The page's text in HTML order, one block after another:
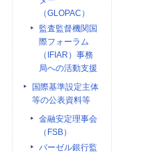
（GLOPAC）
監査監督機関国
際フォーラム
（IFIAR）事務
局への活動支援
国際基準設定主体
等の公表資料等
金融安定理事会
（FSB）
バーゼル銀行監